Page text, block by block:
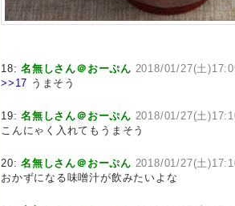
18:名無しさん＠おーぷん 2018/01/27(土
>>17 うまそう
19:名無しさん＠おーぷん 2018/01/27(土
こんにゃく入れてもうまそう
20:名無しさん＠おーぷん 2018/01/27(土
おかずになる味噌汁が飲みたいよな